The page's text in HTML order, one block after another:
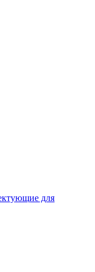
для